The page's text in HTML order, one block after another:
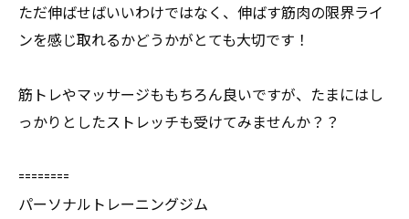
ただ伸ばせばいいわけではなく、伸ばす筋肉の限界ライ
ンを感じ取れるかどうかがとても大切です！
筋トレやマッサージももちろん良いですが、たまにはし
っかりとしたストレッチも受けてみませんか？？
========
パーソナルトレーニングジム